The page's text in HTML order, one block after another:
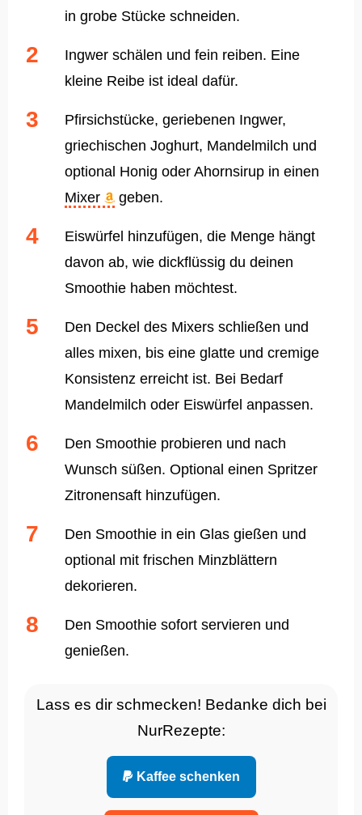
in grobe Stücke schneiden.
Ingwer schälen und fein reiben. Eine
kleine Reibe ist ideal dafür.
Pfirsichstücke, geriebenen Ingwer,
griechischen Joghurt, Mandelmilch und
optional Honig oder Ahornsirup in einen
Mixer
geben.
Eiswürfel hinzufügen, die Menge hängt
davon ab, wie dickflüssig du deinen
Smoothie haben möchtest.
Den Deckel des Mixers schließen und
alles mixen, bis eine glatte und cremige
Konsistenz erreicht ist. Bei Bedarf
Mandelmilch oder Eiswürfel anpassen.
Den Smoothie probieren und nach
Wunsch süßen. Optional einen Spritzer
Zitronensaft hinzufügen.
Den Smoothie in ein Glas gießen und
optional mit frischen Minzblättern
dekorieren.
Den Smoothie sofort servieren und
genießen.
Lass es dir schmecken! Bedanke dich bei
NurRezepte:
Kaffee schenken